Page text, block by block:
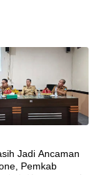
Jadi Ancaman
Pemkab